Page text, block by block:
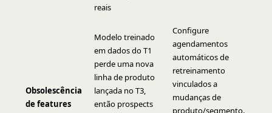
reais
Obsolescência
de features
Modelo treinado
em dados do T1
perde uma nova
linha de produto
lançada no T3,
então prospects
Configure
agendamentos
automáticos de
retreinamento
vinculados a
mudanças de
produto/segmento.